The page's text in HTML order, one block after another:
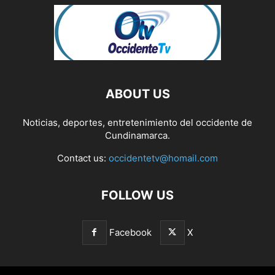
ABOUT US
Noticias, deportes, entretenimiento del occidente de
Cundinamarca.
Contact us: occidentetv@homail.com
FOLLOW US
Facebook X